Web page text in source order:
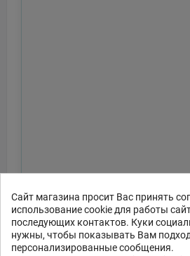
Сайт магазина просит Вас принять
использование cookie для работы
последующих контактов. Куки
нужны, чтобы показывать Вам
персонализированные сообщения.